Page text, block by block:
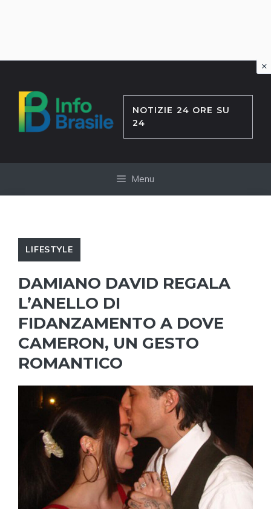
contenuto
NOTIZIE 24 ORE SU
24
Menu
LIFESTYLE
DAMIANO DAVID REGALA
L’ANELLO DI
FIDANZAMENTO A DOVE
CAMERON, UN GESTO
ROMANTICO
×